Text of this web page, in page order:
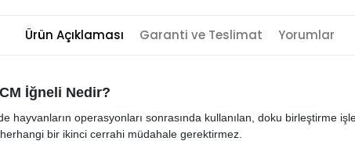
Ürün Açıklaması Garanti ve Teslimat Yorumlar
İğneli Nedir?
hayvanların operasyonları sonrasında kullanılan, doku birleştirme
bir ikinci cerrahi müdahale gerektirmez.